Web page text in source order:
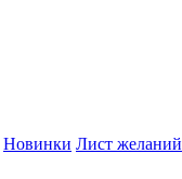
Новинки Лист желаний